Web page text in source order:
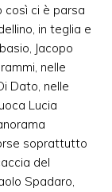
così ci è parsa
in teglia e
Jacopo
nelle
Dato, nelle
Lucia
soprattutto
del
Spadaro,